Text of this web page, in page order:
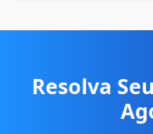
Resolva